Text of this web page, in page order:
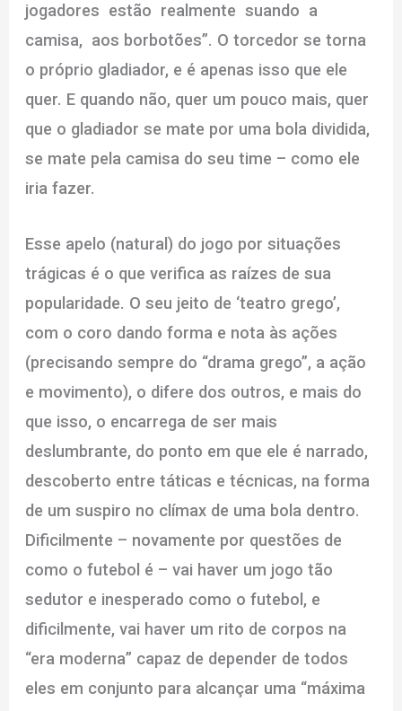
jogadores estão realmente suando a
camisa, aos borbotões”. O torcedor se torna
o próprio gladiador, e é apenas isso que ele
quer. E quando não, quer um pouco mais, quer
que o gladiador se mate por uma bola dividida,
se mate pela camisa do seu time – como ele
iria fazer.
Esse apelo (natural) do jogo por situações
trágicas é o que verifica as raízes de sua
popularidade. O seu jeito de ‘teatro grego’,
com o coro dando forma e nota às ações
(precisando sempre do “drama grego”, a ação
e movimento), o difere dos outros, e mais do
que isso, o encarrega de ser mais
deslumbrante, do ponto em que ele é narrado,
descoberto entre táticas e técnicas, na forma
de um suspiro no clímax de uma bola dentro.
Dificilmente – novamente por questões de
como o futebol é – vai haver um jogo tão
sedutor e inesperado como o futebol, e
dificilmente, vai haver um rito de corpos na
“era moderna” capaz de depender de todos
eles em conjunto para alcançar uma “máxima